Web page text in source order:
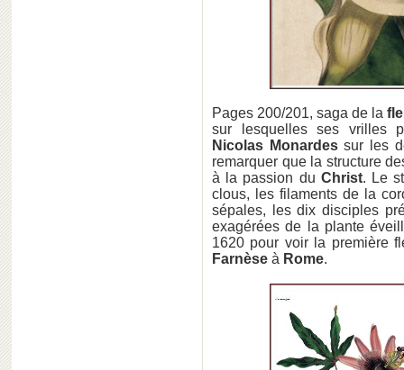
Pages 200/201, saga de la
sur lesquelles ses vrilles
Nicolas Monardessur les
remarquer que la structure
à la passion du Christ. Le
clous, les filaments de la
sépales, les dix disciples
exagérées de la plante
1620 pour voir la première
Farnèse à Rome.